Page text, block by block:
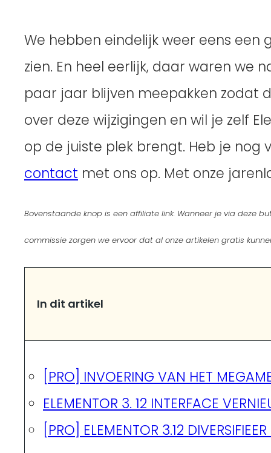
We hebben eindelijk weer eens
zien. En heel eerlijk, daar waren we
paar jaar blijven meepakken zodat
over deze wijzigingen en wil je zelf
op de juiste plek brengt. Heb je nog
contact met ons op. Met onze
Bovenstaande knop is een affiliate link. Wanneer je via deze
commissie zorgen we ervoor dat al onze artikelen gratis
In dit artikel
[PRO] INVOERING VAN HET
ELEMENTOR 3. 12 INTERFACE
[PRO] ELEMENTOR 3.12